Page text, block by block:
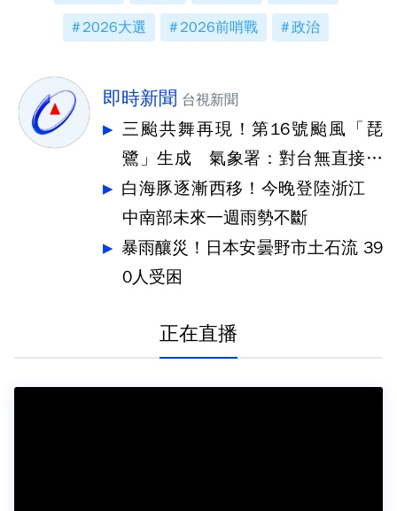
2026大選 2026前哨戰 政治
即時新聞 台視新聞
三颱共舞再現！第16號颱風「琵
鷺」生成 氣象署：對台無直接影
響
白海豚逐漸西移！今晚登陸浙江
中南部未來一週雨勢不斷
暴雨釀災！日本安曇野市土石流 39
0人受困
正在直播